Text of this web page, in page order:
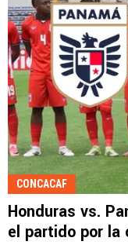
CONCACAF
Honduras vs.
el partido por